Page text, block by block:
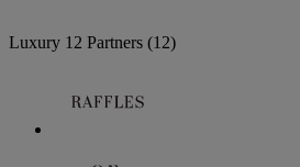
Luxury 12 Partners (12)